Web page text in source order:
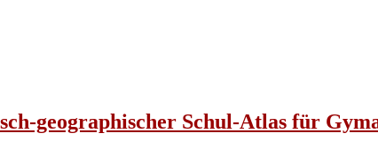
geographischer Schul-Atlas für